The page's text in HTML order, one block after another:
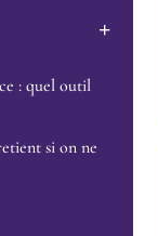
: quel outil
si on ne